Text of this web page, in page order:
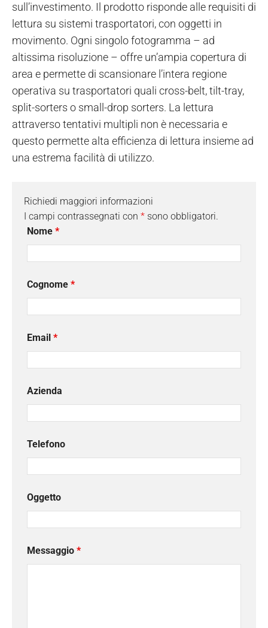
sull’investimento. Il prodotto risponde alle requisiti di
lettura su sistemi trasportatori, con oggetti in
movimento. Ogni singolo fotogramma – ad
altissima risoluzione – offre un’ampia copertura di
area e permette di scansionare l’intera regione
operativa su trasportatori quali cross-belt, tilt-tray,
split-sorters o small-drop sorters. La lettura
attraverso tentativi multipli non è necessaria e
questo permette alta efficienza di lettura insieme ad
una estrema facilità di utilizzo.
Richiedi maggiori informazioni
I campi contrassegnati con * sono obbligatori.
Nome *
Cognome *
Email *
Azienda
Telefono
Oggetto
Messaggio *